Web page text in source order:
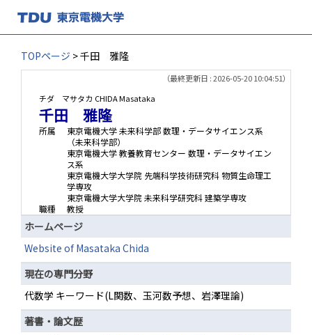
TOPページ > 千田 雅隆
（最終更新日 : 2026-05-20 10:04:51）
チダ マサタカ CHIDA Masataka
千田 雅隆
所属
東京電機大学 未来科学部 数理・データサイエンス系
（未来科学部）
東京電機大学 教養教育センター 数理・データサイエン
ス系
東京電機大学大学院 先端科学技術研究科 物質生命理工
学専攻
東京電機大学大学院 未来科学研究科 建築学専攻
職種
教授
ホームページ
Website of Masataka Chida
現在の専門分野
代数学 キーワード(L関数、玉河数予想、岩澤理論)
著書・論文歴